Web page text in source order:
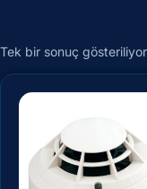
Tek bir sonuç gösteriliyor